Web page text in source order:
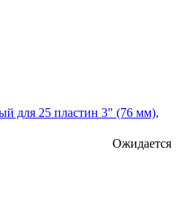
для 25 пластин 3" (76 мм),
Ожидается